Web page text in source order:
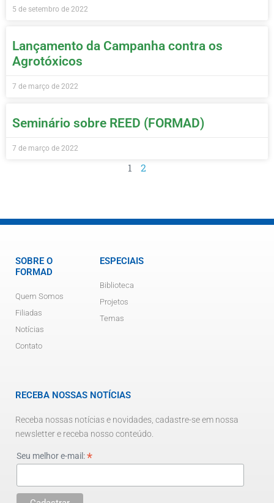
5 de setembro de 2022
Lançamento da Campanha contra os
Agrotóxicos
7 de março de 2022
Seminário sobre REED (FORMAD)
7 de março de 2022
1 2
SOBRE O
FORMAD
Quem Somos
Filiadas
Notícias
Contato
ESPECIAIS
Biblioteca
Projetos
Temas
RECEBA NOSSAS NOTÍCIAS
Receba nossas notícias e novidades, cadastre-se em nossa
newsletter e receba nosso conteúdo.
Seu melhor e-mail:*